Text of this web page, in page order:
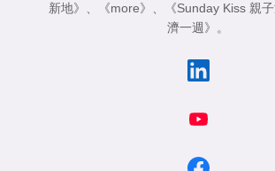
新地》
《more》 《Sunday Kiss 親子
濟一週》
。